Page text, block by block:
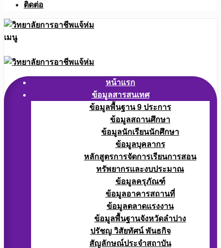
ติดต่อ
เมนู
หน้าแรก
ข้อมูลสารสนเทศ
ข้อมูลพื้นฐาน 9 ประการ
ข้อมูลสถานศึกษา
ข้อมูลนักเรียนนักศึกษา
ข้อมูลบุคลากร
หลักสูตรการจัดการเรียนการสอน
ทรัพยากรและงบประมาณ
ข้อมูลครุภัณฑ์
ข้อมูลอาคารสถานที่
ข้อมูลตลาดแรงงาน
ข้อมูลพื้นฐานจังหวัดลำปาง
ปรัชญ วิสัยทัศน์ พันธกิจ
สัญลักษณ์ประจำสถาบัน